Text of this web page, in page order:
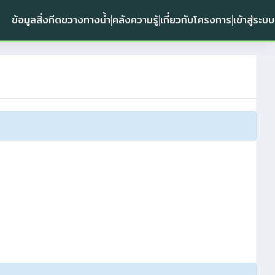
ข้อมูลสิ่งกีดขวางทางน้ำ คลังความรู้เกี่ยวกับโครงการ เข้าสู่ระบบ